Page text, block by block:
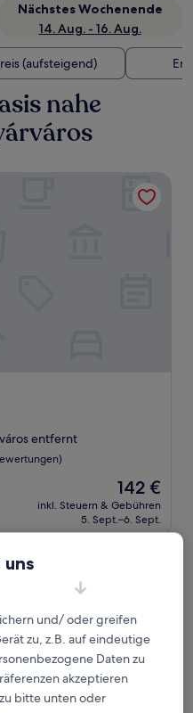
Nächstes Wochenende
14. Aug. - 16. Aug.
(aufsteigend)
nahe
entfernt
Der
Preis
beträgt
142 €
142 €
inkl. Steuern & Gebühren
5. Sept.–6. Sept.
und/ oder greifen
zu, z.B. auf eindeutige
Daten zu
akzeptieren
bitte unten oder